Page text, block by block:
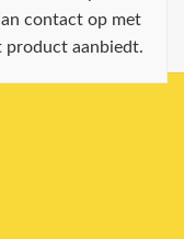
contact op met
product aanbiedt.